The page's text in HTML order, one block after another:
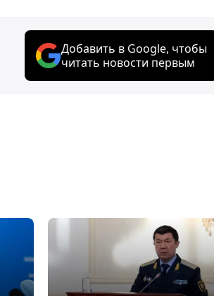
Добавить в Google, чтобы
читать новости первым